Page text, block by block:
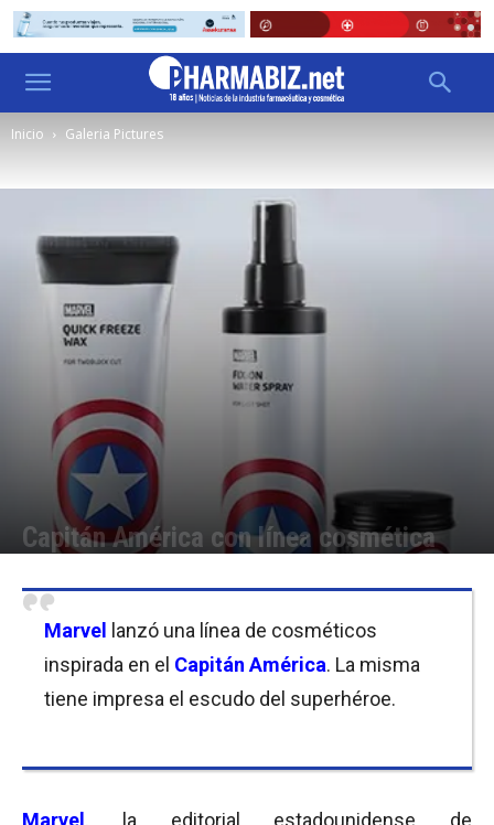
Inicio Galeria Pictures
Capitán América con línea cosmética
Marvel
lanzó una línea de cosméticos
inspirada en el Capitán América. La misma
tiene impresa el escudo del superhéroe.
Marvel , la editorial estadounidense de